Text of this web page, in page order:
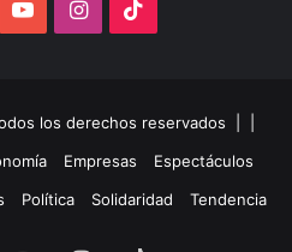
YouTubeInstagram
los derechos reservados |
Empresas
Espectáculos
Política Solidaridad Tendencia